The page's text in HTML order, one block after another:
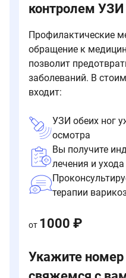
контролем УЗИ
Профилактические
обращение к
позволит
заболеваний. В
входит:
УЗИ обеих ног
осмотра
Вы получите
лечения и ухода
терапии
от 1000 ₽
Укажите